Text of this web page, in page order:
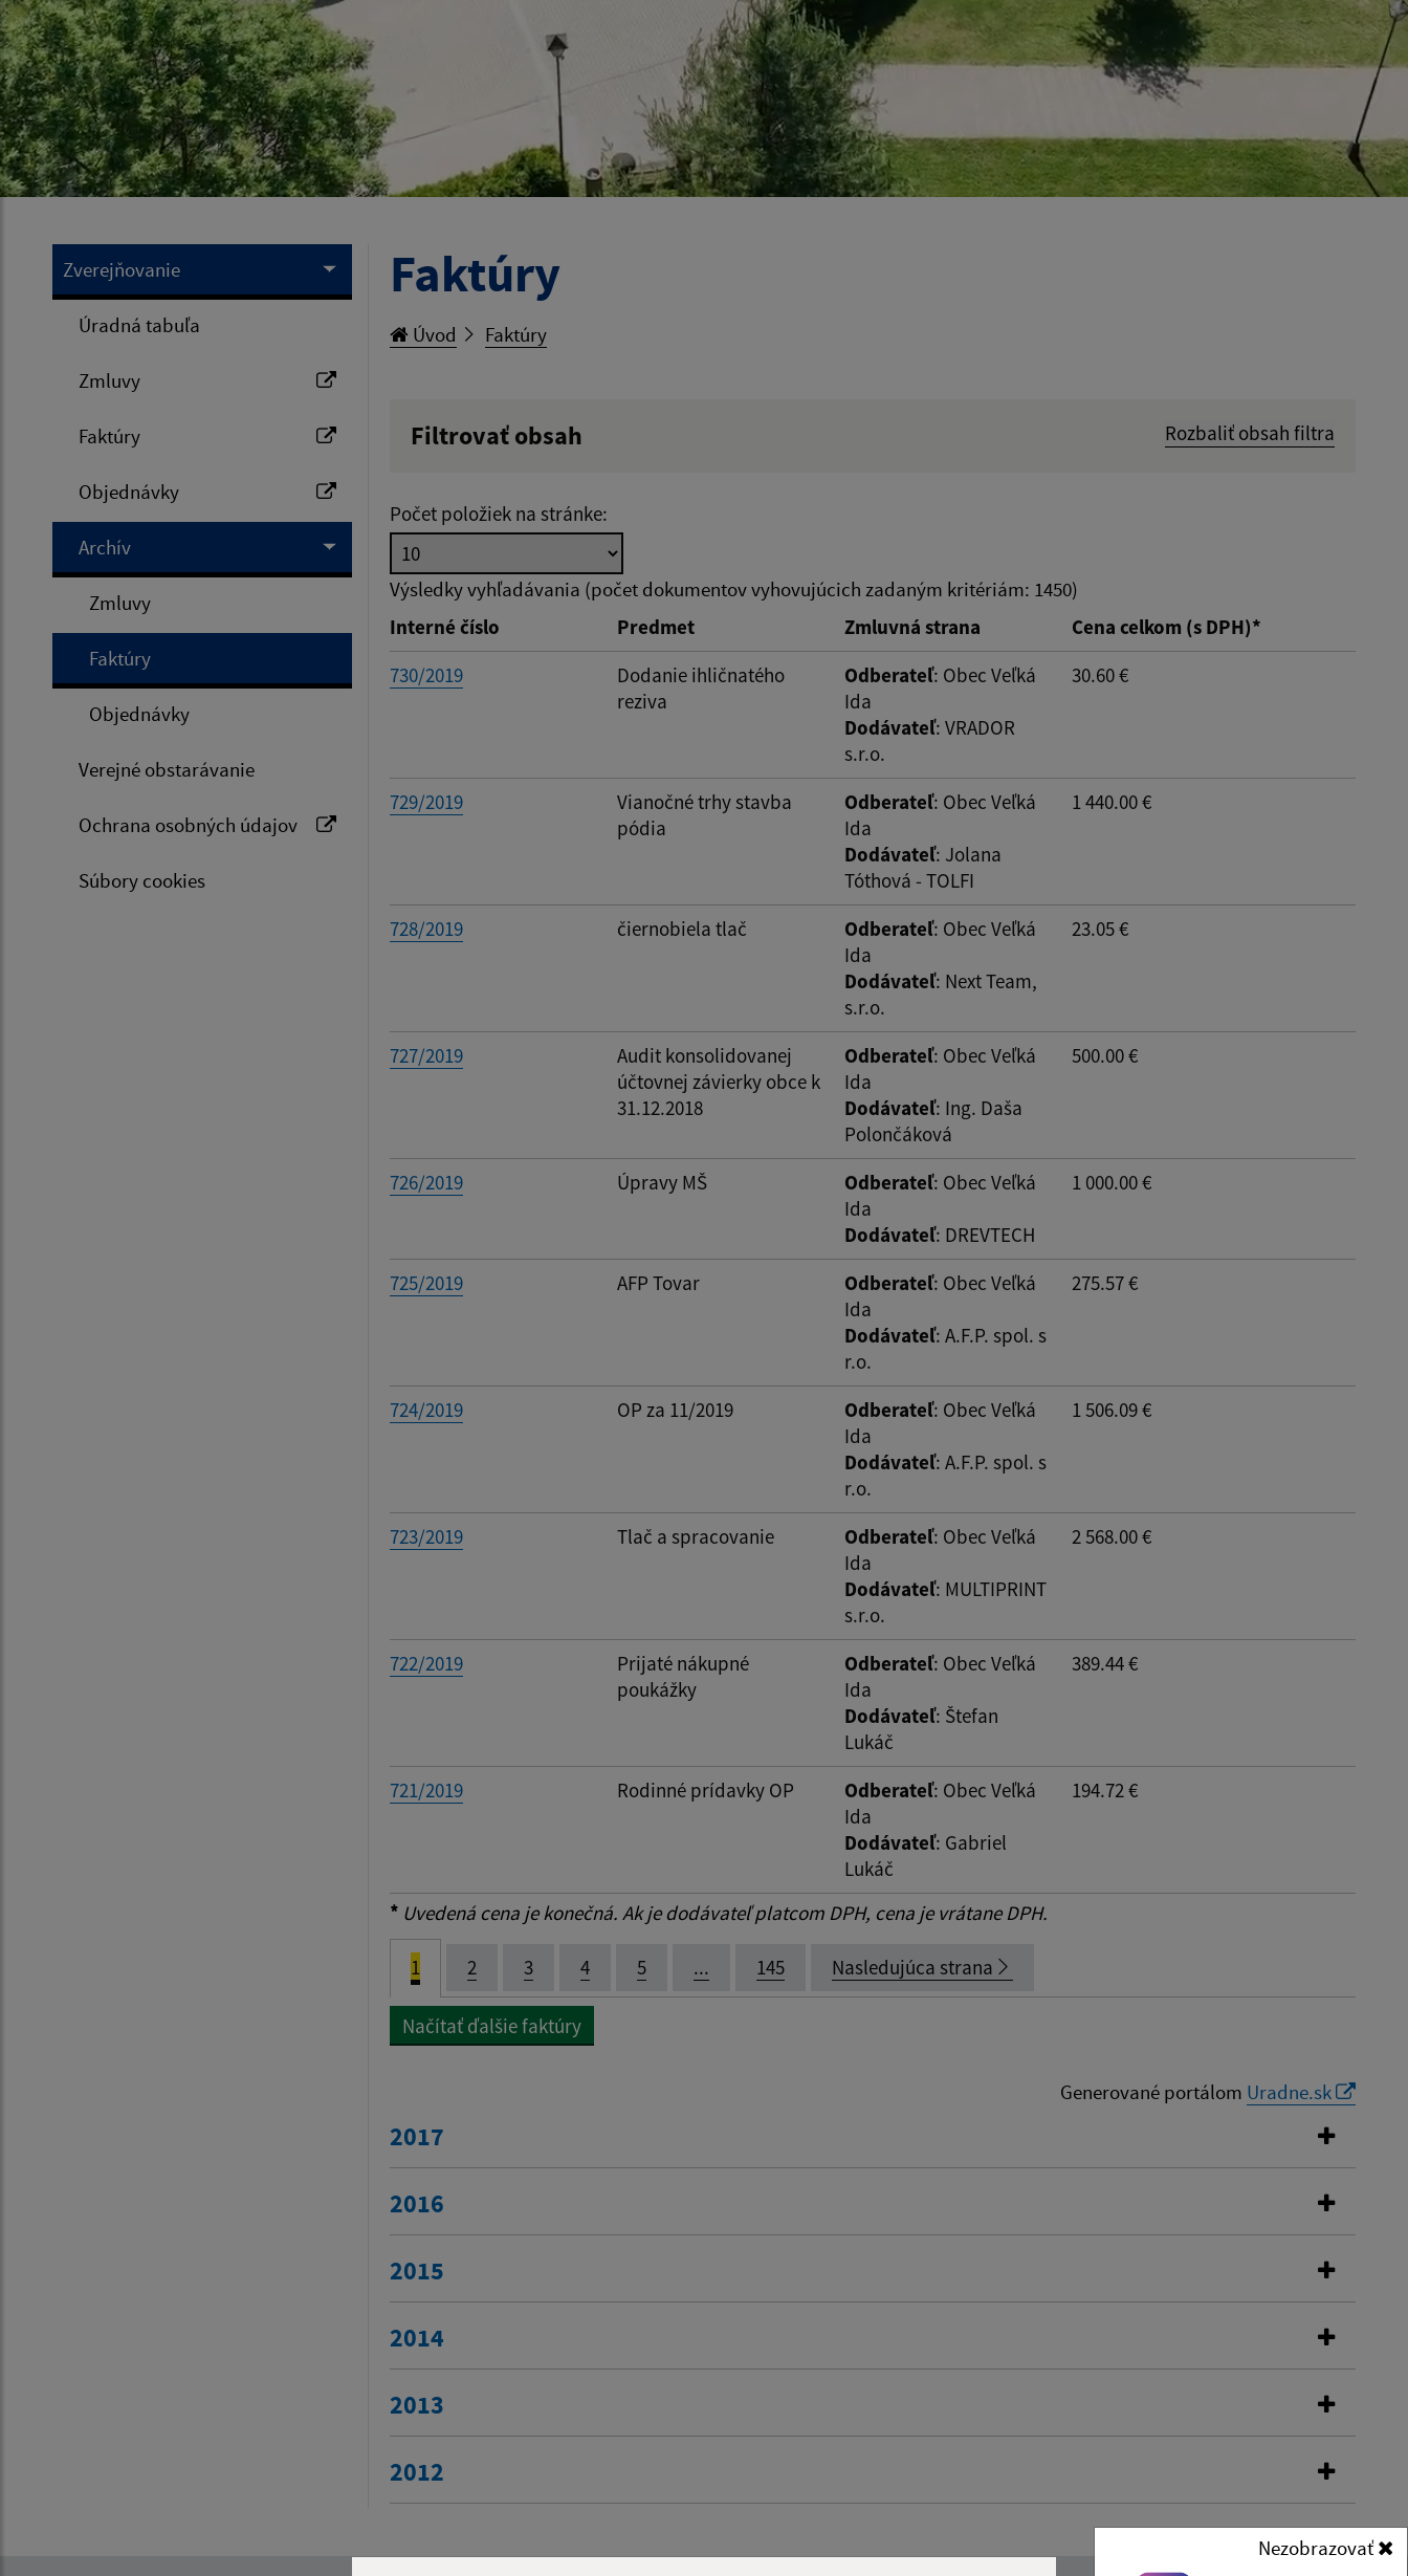
Nezobrazovať
Zverejňovanie
Úradná tabuľa
Zmluvy
Faktúry
Objednávky
Archív
Zmluvy
Faktúry
Objednávky
Verejné obstarávanie
Ochrana osobných údajov
Súbory cookies
Faktúry
Úvod Faktúry
Filtrovať obsah
Rozbaliť obsah filtra
Typ dátumu:
Suma od: Suma do:
Počet položiek na stránke:
Výsledky vyhľadávania (počet dokumentov vyhovujúcich zadaným kritériám: 1450)
Interné číslo
Predmet Zmluvná strana
Cena celkom (s DPH)*
730/2019
Dodanie ihličnatého
reziva
Odberateľ: Obec Veľká
Ida
Dodávateľ: VRADOR
s.r.o.
30.60 €
729/2019
Vianočné trhy stavba
pódia
Odberateľ: Obec Veľká
Ida
Dodávateľ: Jolana
Tóthová - TOLFI
1 440.00 €
728/2019 čiernobiela tlač Odberateľ: Obec Veľká
Ida
Dodávateľ: Next Team,
s.r.o.
23.05 €
727/2019
Audit konsolidovanej
účtovnej závierky obce k
31.12.2018
Odberateľ: Obec Veľká
Ida
Dodávateľ: Ing. Daša
Polončáková
500.00 €
726/2019 Úpravy MŠ Odberateľ: Obec Veľká
Ida
Dodávateľ: DREVTECH
1 000.00 €
725/2019 AFP Tovar Odberateľ: Obec Veľká
Ida
Dodávateľ: A.F.P. spol. s
r.o.
275.57 €
724/2019 OP za 11/2019 Odberateľ: Obec Veľká
Ida
Dodávateľ: A.F.P. spol. s
r.o.
1 506.09 €
723/2019 Tlač a spracovanie Odberateľ: Obec Veľká
Ida
Dodávateľ: MULTIPRINT
s.r.o.
2 568.00 €
722/2019
Prijaté nákupné
poukážky
Odberateľ: Obec Veľká
Ida
Dodávateľ: Štefan
Lukáč
389.44 €
721/2019 Rodinné prídavky OP Odberateľ: Obec Veľká
Ida
Dodávateľ: Gabriel
Lukáč
194.72 €
* Uvedená cena je konečná. Ak je dodávateľ platcom DPH, cena je vrátane DPH.
1 2 3 4 5 ... 145 Nasledujúca strana
Načítať ďalšie faktúry
Generované portálom Uradne.sk
2017
2016
2015
2014
2013
2012